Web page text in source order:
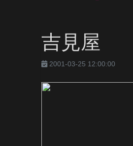
吉見屋
2001-03-25 12:00:00